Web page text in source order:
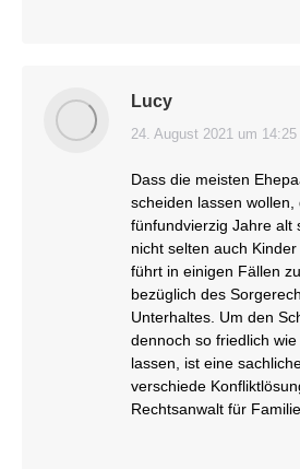
Lucy
sagt:
24. August 2021 um 14:25
Dass die meisten
scheiden lassen
fünfundvierzig Jahre alt
nicht selten auch
führt in einigen Fällen
bezüglich des
Unterhaltes. Um den
dennoch so friedlich
lassen, ist eine
verschiede
Rechtsanwalt für